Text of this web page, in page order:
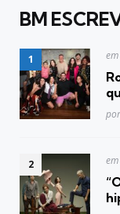
BM
em
por
em